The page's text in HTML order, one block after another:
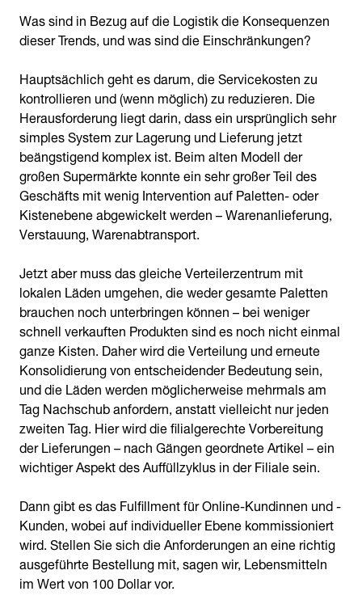
Was sind in Bezug auf die Logistik die Konsequenzen
dieser Trends, und was sind die Einschränkungen?
Hauptsächlich geht es darum, die Servicekosten zu
kontrollieren und (wenn möglich) zu reduzieren. Die
Herausforderung liegt darin, dass ein ursprünglich sehr
simples System zur Lagerung und Lieferung jetzt
beängstigend komplex ist. Beim alten Modell der
großen Supermärkte konnte ein sehr großer Teil des
Geschäfts mit wenig Intervention auf Paletten- oder
Kistenebene abgewickelt werden – Warenanlieferung,
Verstauung, Warenabtransport.
Jetzt aber muss das gleiche Verteilerzentrum mit
lokalen Läden umgehen, die weder gesamte Paletten
brauchen noch unterbringen können – bei weniger
schnell verkauften Produkten sind es noch nicht einmal
ganze Kisten. Daher wird die Verteilung und erneute
Konsolidierung von entscheidender Bedeutung sein,
und die Läden werden möglicherweise mehrmals am
Tag Nachschub anfordern, anstatt vielleicht nur jeden
zweiten Tag. Hier wird die filialgerechte Vorbereitung
der Lieferungen – nach Gängen geordnete Artikel – ein
wichtiger Aspekt des Auffüllzyklus in der Filiale sein.
Dann gibt es das Fulfillment für Online-Kundinnen und -
Kunden, wobei auf individueller Ebene kommissioniert
wird. Stellen Sie sich die Anforderungen an eine richtig
ausgeführte Bestellung mit, sagen wir, Lebensmitteln
im Wert von 100 Dollar vor.